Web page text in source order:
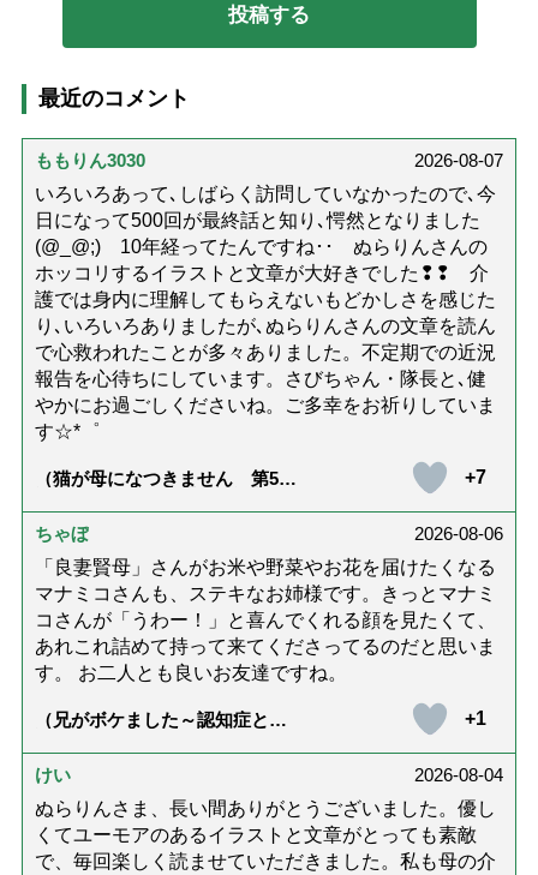
最近のコメント
ももりん3030
2026-08-07
いろいろあって､しばらく訪問していなかったので､今
日になって500回が最終話と知り､愕然となりました
(@_@;) 10年経ってたんですね･･ ぬらりんさんの
ホッコリするイラストと文章が大好きでした❢❢ 介
護では身内に理解してもらえないもどかしさを感じた
り､いろいろありましたが､ぬらりんさんの文章を読ん
で心救われたことが多々ありました。不定期での近況
報告を心待ちにしています。さびちゃん・隊長と､健
やかにお過ごしくださいね。ご多幸をお祈りしていま
す☆*゜
（猫が母になつきません 第500
+7
ちゃぼ
2026-08-06
「良妻賢母」さんがお米や野菜やお花を届けたくなる
マナミコさんも、ステキなお姉様です。きっとマナミ
コさんが「うわー！」と喜んでくれる顔を見たくて、
あれこれ詰めて持って来てくださってるのだと思いま
す。 お二人とも良いお友達ですね。
（兄がボケました～認知症と介
達』が届きました」）
+1
けい
2026-08-04
ぬらりんさま、長い間ありがとうございました。優し
くてユーモアのあるイラストと文章がとっても素敵
で、毎回楽しく読ませていただきました。私も母の介